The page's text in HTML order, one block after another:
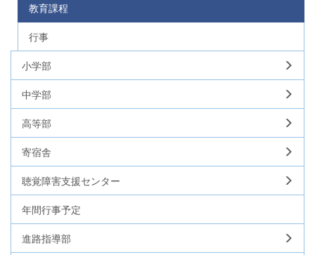
教育課程
行事
小学部
中学部
高等部
寄宿舎
聴覚障害支援センター
年間行事予定
進路指導部